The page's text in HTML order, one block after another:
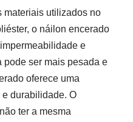
materiais utilizados no
o náilon encerado
e
pode ser mais pesada e
oferece uma
durabilidade. O
ter a mesma